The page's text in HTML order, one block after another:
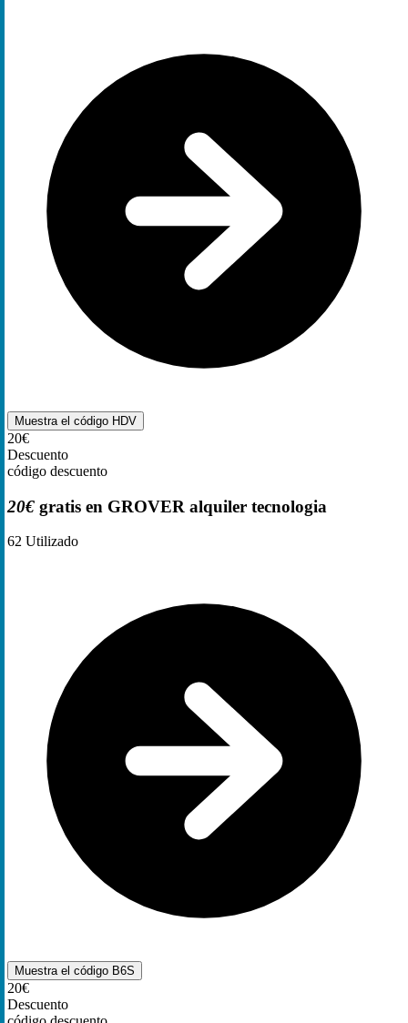
Muestra el código HDV
20€
Descuento
código descuento
20€ gratis en GROVER alquiler tecnologia
62 Utilizado
Muestra el código B6S
20€
Descuento